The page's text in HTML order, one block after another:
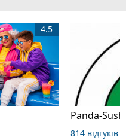
4.5
Panda-
814 відгуків